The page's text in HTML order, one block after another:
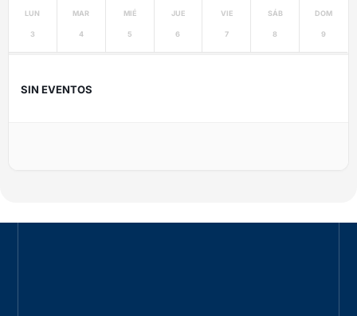
LUN
3
MAR
4
MIÉ
5
JUE
6
VIE
7
SÁB
8
DOM
9
SIN EVENTOS